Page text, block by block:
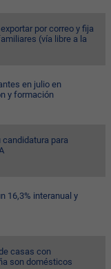
por correo y fija
(vía libre a la
en julio en
y formación
para
16,3% interanual y
casas con
son domésticos